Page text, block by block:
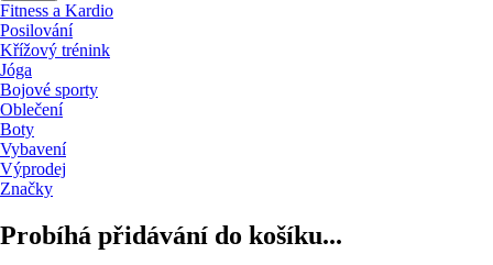
Fitness a Kardio
Posilování
Křížový trénink
Jóga
Bojové sporty
Oblečení
Boty
Vybavení
Výprodej
Značky
Probíhá přidávání do košíku...